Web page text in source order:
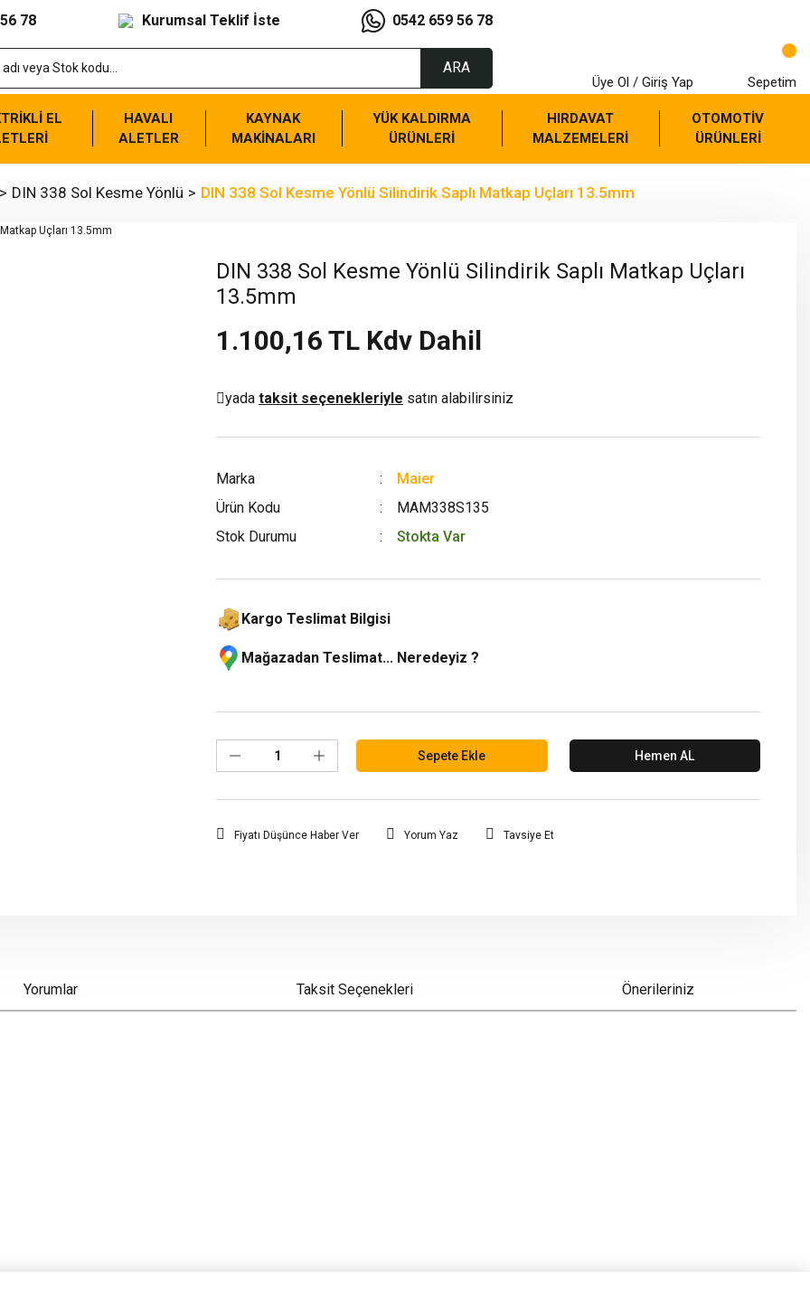
78 Kurumsal Teklif İste 0542 659 56 78
ARA
Üye Ol / Giriş Yap Sepetim
EL
HAVALI
ALETLER
KAYNAK
MAKİNALARI
YÜK KALDIRMA
ÜRÜNLERİ
HIRDAVAT
MALZEMELERİ
OTOMOTİV
ÜRÜNLERİ
DIN 338 Sol Kesme Yönlü DIN 338 Sol Kesme Yönlü Silindirik Saplı Matkap Uçları 13.5mm
DIN 338 Sol Kesme Yönlü Silindirik Saplı Matkap Uçları
13.5mm
1.100,16 TL Kdv Dahil
yada taksit seçenekleriyle satın alabilirsiniz
Marka
Maier
Ürün Kodu
MAM338S135
Stok Durumu
Stokta Var
Kargo Teslimat Bilgisi
Mağazadan Teslimat... Neredeyiz ?
Sepete Ekle Hemen AL
Fiyatı Düşünce Haber Ver Yorum Yaz Tavsiye Et
Yorumlar Taksit Seçenekleri Önerileriniz